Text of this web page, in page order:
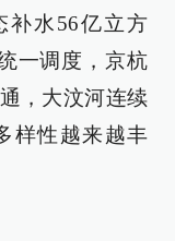
补水56亿立方
一调度，京杭
，大汶河连续
样性越来越丰